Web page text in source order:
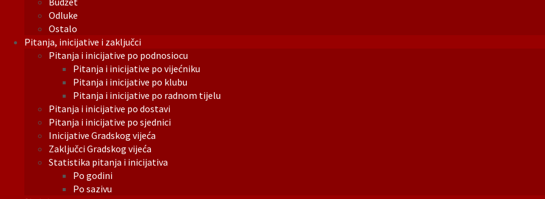
Odluke
Ostalo
Pitanja, inicijative i zaključci
Pitanja i inicijative po podnosiocu
Pitanja i inicijative po vijećniku
Pitanja i inicijative po klubu
Pitanja i inicijative po radnom tijelu
Pitanja i inicijative po dostavi
Pitanja i inicijative po sjednici
Inicijative Gradskog vijeća
Zaključci Gradskog vijeća
Statistika pitanja i inicijativa
Po godini
Po sazivu